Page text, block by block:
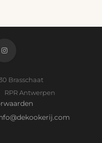
Brasschaat
RPR Antwerpen